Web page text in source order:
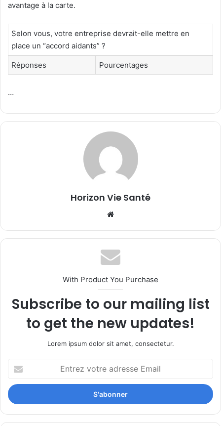
avantage à la carte.
Selon vous, votre entreprise devrait-elle mettre en
place un “accord aidants” ?
Réponses Pourcentages
…
Horizon Vie Santé
With Product You Purchase
Subscribe to our mailing list
to get the new updates!
Lorem ipsum dolor sit amet, consectetur.
Entrez
votre
adresse
Email